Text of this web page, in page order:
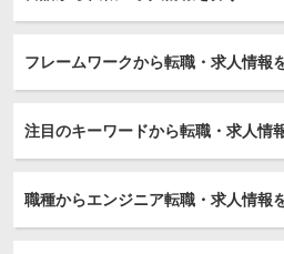
フレームワークから転職・求人情報
注目のキーワードから転職・求人情
職種からエンジニア転職・求人情報